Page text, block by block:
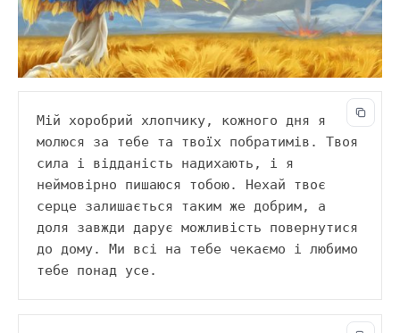
Мій хоробрий хлопчику, кожного дня я
молюся за тебе та твоїх побратимів. Твоя
сила і відданість надихають, і я
неймовірно пишаюся тобою. Нехай твоє
серце залишається таким же добрим, а
доля завжди дарує можливість повернутися
до дому. Ми всі на тебе чекаємо і любимо
тебе понад усе.